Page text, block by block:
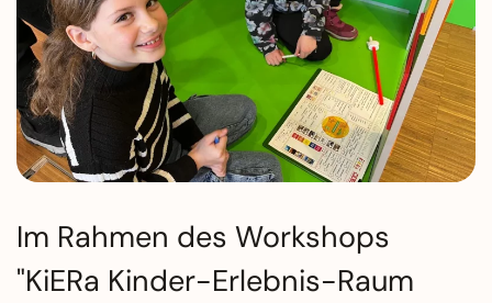
Im Rahmen des Workshops
"KiERa Kinder-Erlebnis-Raum